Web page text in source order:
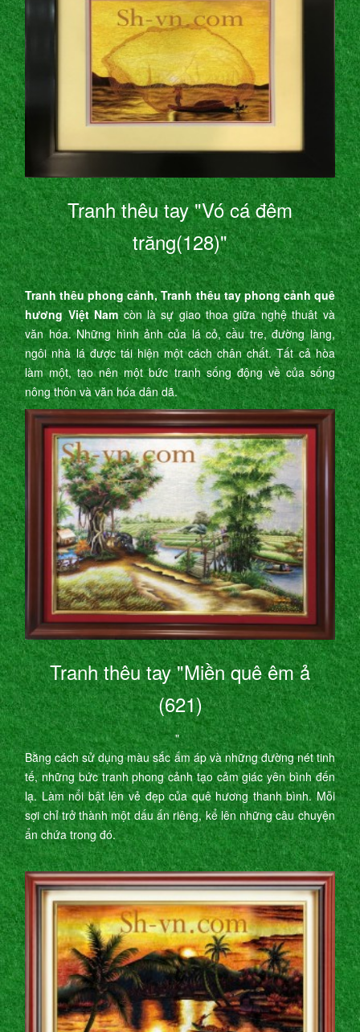
Tranh thêu tay "Vó cá đêm
trăng(128)"
Tranh thêu phong cảnh, Tranh thêu tay phong cảnh quê
hương Việt Namcòn là sự giao thoa giữa nghệ thuât và
văn hóa. Những hình ảnh của lá cỏ, cầu tre, đường làng,
ngôi nhà lá được tái hiện một cách chân chất. Tất cả hòa
làm một, tạo nên một bức tranh sống động về của sống
nông thôn và văn hóa dân dã.
Tranh thêu tay "Miền quê êm ả
(621)
"
Bằng cách sử dụng màu sắc ấm áp và những đường nét tinh
tế, những bức tranh phong cảnh tạo cảm giác yên bình đến
lạ. Làm nổi bật lên vẻ đẹp của quê hương thanh bình. Mỗi
sợi chỉ trở thành một dấu ấn riêng, kể lên những câu chuyện
ẩn chứa trong đó.